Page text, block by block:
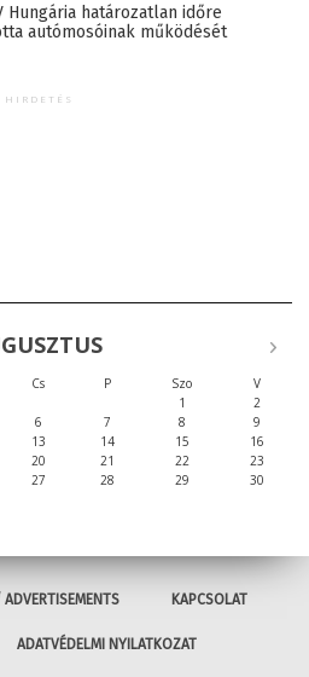
Hungária határozatlan időre
autómosóinak működését
HIRDETÉS
Cs P Szo
V
1
2
6 7 8
9
13 14 15
16
20 21 22
23
27 28 29
30
ADVERTISEMENTS KAPCSOLAT
ADATVÉDELMI NYILATKOZAT